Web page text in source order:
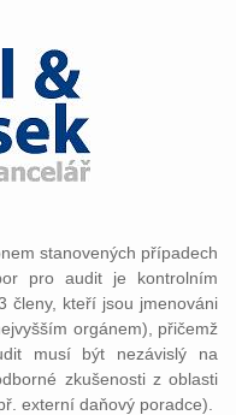
stanovených případech
pro audit je kontrolním
členy, kteří jsou jmenováni
orgánem), přičemž
musí být nezávislý na
zkušenosti z oblasti
externí daňový poradce).